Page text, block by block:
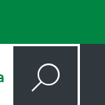
Cerca